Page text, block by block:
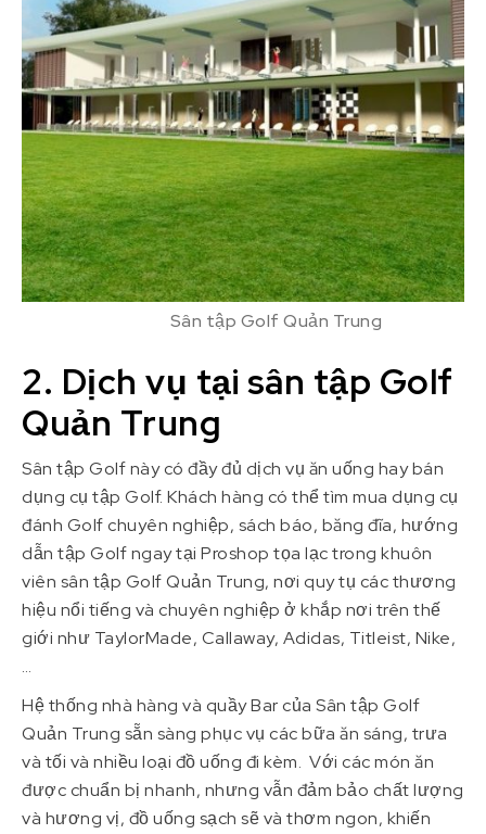
Sân tập Golf Quản Trung
2. Dịch vụ tại sân tập Golf
Quản Trung
Sân tập Golf này có đầy đủ dịch vụ ăn uống hay bán
dụng cụ tập Golf. Khách hàng có thể tìm mua dụng cụ
đánh Golf chuyên nghiệp, sách báo, băng đĩa, hướng
dẫn tập Golf ngay tại Proshop tọa lạc trong khuôn
viên sân tập Golf Quản Trung, nơi quy tụ các thương
hiệu nổi tiếng và chuyên nghiệp ở khắp nơi trên thế
giới như TaylorMade, Callaway, Adidas, Titleist, Nike,
…
Hệ thống nhà hàng và quầy Bar của Sân tập Golf
Quản Trung sẵn sàng phục vụ các bữa ăn sáng, trưa
và tối và nhiều loại đồ uống đi kèm. Với các món ăn
được chuẩn bị nhanh, nhưng vẫn đảm bảo chất lượng
và hương vị, đồ uống sạch sẽ và thơm ngon, khiến